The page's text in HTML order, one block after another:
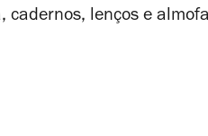
cadernos, lenços e